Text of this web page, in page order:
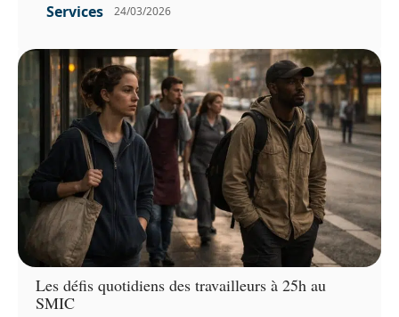
Services 24/03/2026
Les défis quotidiens des travailleurs à 25h au
SMIC